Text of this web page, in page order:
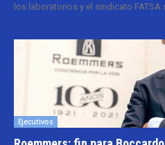
los laboratorios y el sindicato FATSA
Ejecutivos